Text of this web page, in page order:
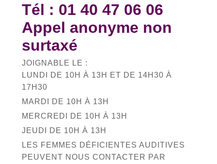
Tél : 01 40 47 06 06
Appel anonyme non
surtaxé
JOIGNABLE LE :
LUNDI DE 10H À 13H ET DE 14H30 À
17H30
MARDI DE 10H À 13H
MERCREDI DE 10H À 13H
JEUDI DE 10H À 13H
LES FEMMES DÉFICIENTES AUDITIVES
PEUVENT NOUS CONTACTER PAR